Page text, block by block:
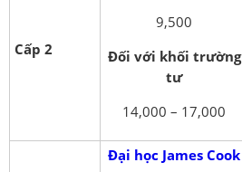
Cấp 2
9,500
Đối với khối trường
tư
14,000 – 17,000
Đại học James Cook